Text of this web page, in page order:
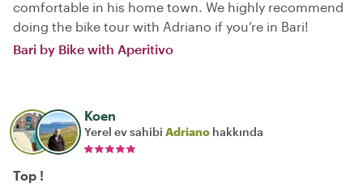
comfortable in his home town. We highly recommend
doing the bike tour with Adriano if you’re in Bari!
Bari by Bike with Aperitivo
Koen
Yerel ev sahibi Adriano hakkında
Top !